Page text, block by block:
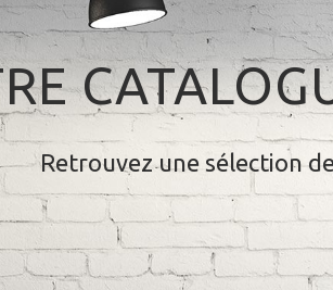
Retrouvez une sélection